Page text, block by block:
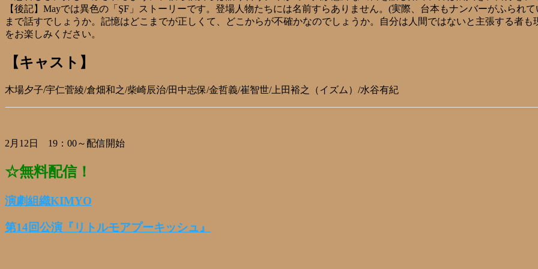
【後記】Mayでは異色の「ŞF」ストーリーです。登場人物たちには名前すらありません。(実際、台本もナンバーがふられ
まで話すでしょうか。記憶はどこまでが正しくて、どこからが不確かなのでしょうか。自分は人間ではないと主張する者
をお楽しみください。
【キャスト】
木場夕子/宇仁菅綾/倉畑和之/柴崎辰治/田中志保/金哲義/崔智世/上田裕之（イズム）/水谷有紀
2月12日 19：00～配信開始
☆無料配信！
演劇組織KIMYO
第14回公演『リトルモアプーキッシュ』